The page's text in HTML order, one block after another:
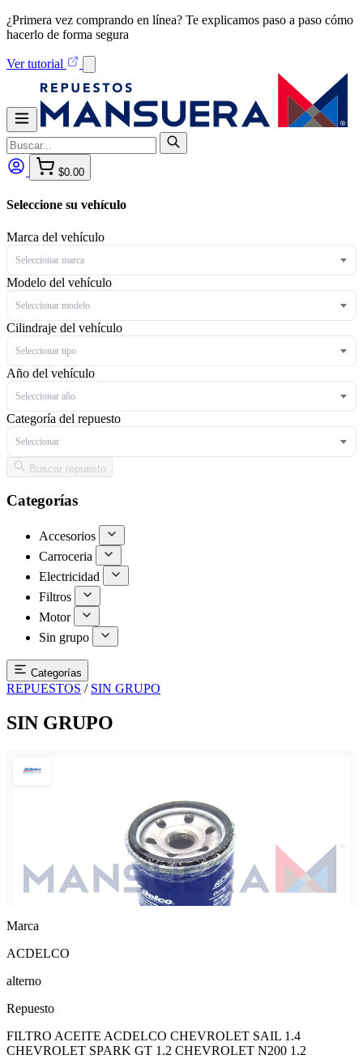
¿Primera vez comprando en línea? Te explicamos paso a paso cómo
hacerlo de forma segura
Ver tutorial
$0.00
Seleccione su vehículo
Marca del vehículo
Seleccionar marca
Modelo del vehículo
Seleccionar modelo
Cilindraje del vehículo
Seleccionar tipo
Año del vehículo
Seleccionar año
Categoría del repuesto
Seleccionar
Buscar repuesto
Categorías
Accesorios
Carroceria
Electricidad
Filtros
Motor
Sin grupo
Categorías
REPUESTOS / SIN GRUPO
SIN GRUPO
Marca
ACDELCO
alterno
Repuesto
FILTRO ACEITE ACDELCO CHEVROLET SAIL 1.4
CHEVROLET SPARK GT 1.2 CHEVROLET N200 1.2